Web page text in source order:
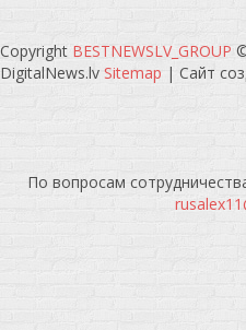
Copyright BESTNEWSLV_GROUP
DigitalNews.lv Sitemap | Сайт
По вопросам